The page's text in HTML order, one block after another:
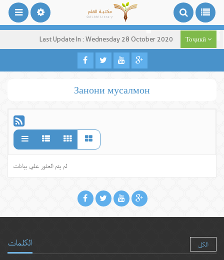
Last Update In : Wednesday 28 October 2020 Тоҷикӣ
Занони мусалмон
لم يتم العثور علي بيانات
الكلمات الكل